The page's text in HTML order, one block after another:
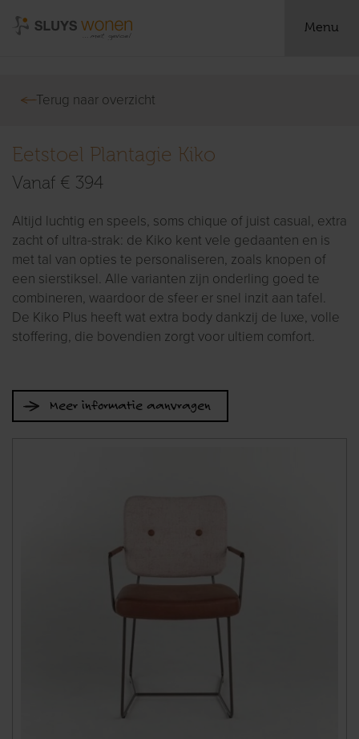
Menu
Terug naar overzicht
Eetstoel Plantagie Kiko
Vanaf € 394
Altijd luchtig en speels, soms chique of juist casual, extra
zacht of ultra-strak: de Kiko kent vele gedaanten en is
met tal van opties te personaliseren, zoals knopen of
een sierstiksel. Alle varianten zijn onderling goed te
combineren, waardoor de sfeer er snel inzit aan tafel.
De Kiko Plus heeft wat extra body dankzij de luxe, volle
stoffering, die bovendien zorgt voor ultiem comfort.
Meer informatie aanvragen